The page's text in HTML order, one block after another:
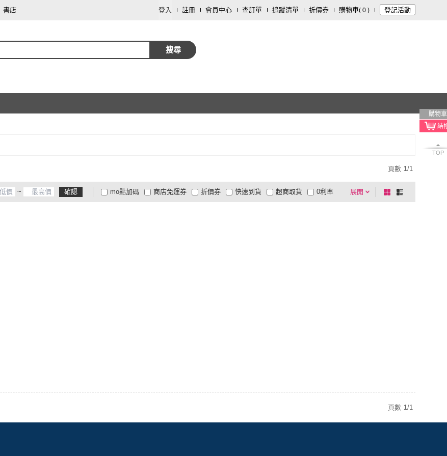
書店 登入 註冊 會員中心 查訂單 追蹤清單 折價券 購物車( 0 ) 登記活動
搜尋
購物車
TOP
頁數 1/1
~ 確認 展開
折價券
有影片
商品有量 電視購物
mo點加碼 快速到貨 超商取貨
大家電安心配
大家電快配
商店免運券 0利率
棋
盤
列
頁數 1/1